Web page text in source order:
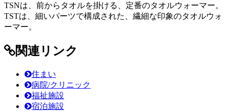
TSNは、前からタオルを掛ける、定番のタオルウォーマー。
TSTは、細いパーツで構成された、繊細な印象のタオルウォ
ーマー。
関連リンク
住まい
病院/クリニック
福祉施設
宿泊施設